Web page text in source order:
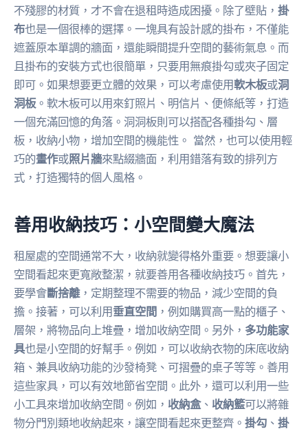
不殘膠的材質，才不會在退租時造成困擾。除了壁貼， 掛
布也是一個很棒的選擇。一塊具有設計感的掛布，不僅能
遮蓋原本單調的牆面，還能瞬間提升空間的藝術氣息。而
且掛布的安裝方式也很簡單，只要用無痕掛勾或夾子固定
即可。如果想要更立體的效果，可以考慮使用軟木板或洞
洞板 。軟木板可以用來釘照片、明信片、便條紙等，打造
一個充滿回憶的角落。洞洞板則可以搭配各種掛勾、層
板，收納小物，增加空間的機能性。 當然，也可以使用輕
巧的畫作或照片牆來點綴牆面，利用錯落有致的排列方
式，打造獨特的個人風格。
善用收納技巧：小空間變大魔法
租屋處的空間通常不大，收納就變得格外重要。想要讓小
空間看起來更寬敞整潔，就要善用各種收納技巧。首先，
要學會斷捨離，定期整理不需要的物品，減少空間的負
擔。接著，可以利用垂直空間 ，例如購買高一點的櫃子、
層架，將物品向上堆疊，增加收納空間。另外， 多功能家
具也是小空間的好幫手。例如，可以收納衣物的床底收納
箱、兼具收納功能的沙發椅凳、可摺疊的桌子等等。善用
這些家具，可以有效地節省空間。此外，還可以利用一些
小工具來增加收納空間。例如， 收納盒、 收納籃可以將雜
物分門別類地收納起來，讓空間看起來更整齊。 掛勾 、 掛